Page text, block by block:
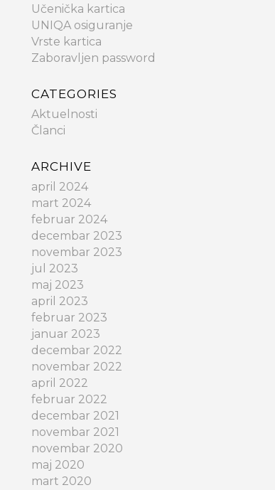
Učenička kartica
UNIQA osiguranje
Vrste kartica
Zaboravljen password
CATEGORIES
Aktuelnosti
Članci
ARCHIVE
april 2024
mart 2024
februar 2024
decembar 2023
novembar 2023
jul 2023
maj 2023
april 2023
februar 2023
januar 2023
decembar 2022
novembar 2022
april 2022
februar 2022
decembar 2021
novembar 2021
novembar 2020
maj 2020
mart 2020